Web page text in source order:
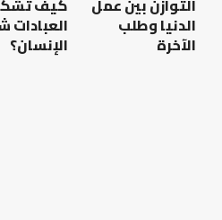
الدنيا وطلب
الآخرة الإنسان؟